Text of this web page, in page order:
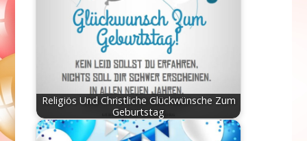
Religiös Und Christliche Glückwünsche Zum
Geburtstag